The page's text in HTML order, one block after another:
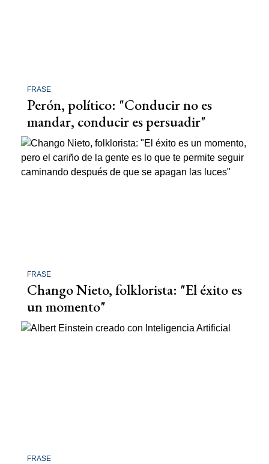
FRASE
Perón, político: "Conducir no es
mandar, conducir es persuadir"
FRASE
Chango Nieto, folklorista: "El éxito es
un momento"
FRASE